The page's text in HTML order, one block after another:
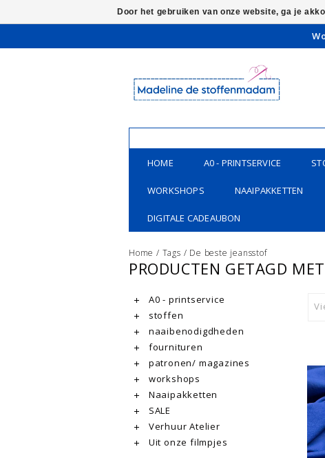
HOME A0 - PRINTSERVICE
WORKSHOPS NAAIPAKKETTEN
DIGITALE CADEAUBON
Home / Tags / De beste jeansstof
PRODUCTEN GETAGD
A0 - printservice
stoffen
naaibenodigdheden
fournituren
patronen/ magazines
workshops
Naaipakketten
SALE
Verhuur Atelier
Uit onze filmpjes
Door het gebruiken van onze website, ga je